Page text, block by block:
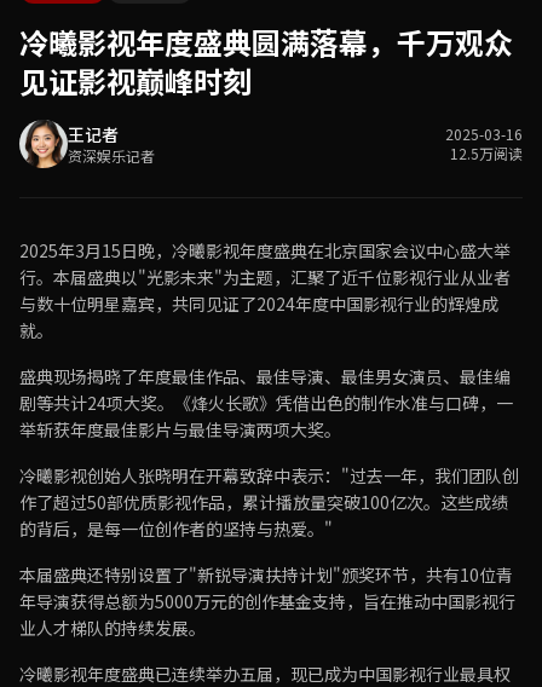
冷曦影视年度盛典圆满落幕，千万观众
见证影视巅峰时刻
王记者
资深娱乐记者
2025-03-16
12.5万阅读
2025年3月15日晚，冷曦影视年度盛典在北京国家会议中心盛大举
行。本届盛典以"光影未来"为主题，汇聚了近千位影视行业从业者
与数十位明星嘉宾，共同见证了2024年度中国影视行业的辉煌成
就。
盛典现场揭晓了年度最佳作品、最佳导演、最佳男女演员、最佳编
剧等共计24项大奖。《烽火长歌》凭借出色的制作水准与口碑，一
举斩获年度最佳影片与最佳导演两项大奖。
冷曦影视创始人张晓明在开幕致辞中表示："过去一年，我们团队创
作了超过50部优质影视作品，累计播放量突破100亿次。这些成绩
的背后，是每一位创作者的坚持与热爱。"
本届盛典还特别设置了"新锐导演扶持计划"颁奖环节，共有10位青
年导演获得总额为5000万元的创作基金支持，旨在推动中国影视行
业人才梯队的持续发展。
冷曦影视年度盛典已连续举办五届，现已成为中国影视行业最具权